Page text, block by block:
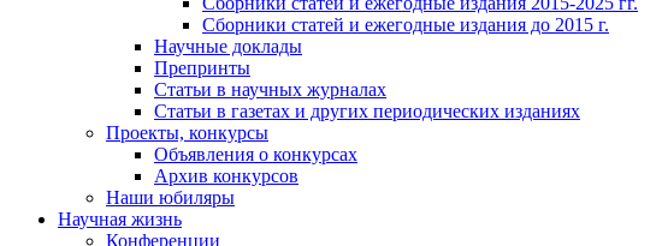
Сборники статей и ежегодные издания до 2015 г.
Научные доклады
Препринты
Статьи в научных журналах
Статьи в газетах и других периодических изданиях
Проекты, конкурсы
Объявления о конкурсах
Архив конкурсов
Наши юбиляры
Научная жизнь
Конференции